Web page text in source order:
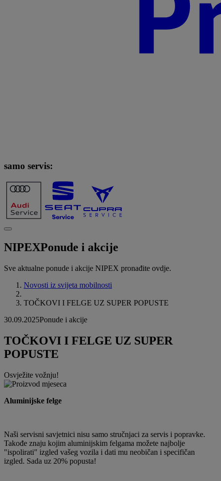
samo servis:
NIPEXPonude i akcije
Sve aktualne ponude i akcije NIPEX pronađite ovdje.
Novosti iz svijeta mobilnosti
TOČKOVI I FELGE UZ SUPER POPUSTE
30.09.2025Ponude i akcije
TOČKOVI I FELGE UZ SUPER
POPUSTE
Osvježite vožnju!
Aluminijske felge
Naši servisni savjetnici nisu samo stručnjaci za servis i popravke.
Takođe znaju kojim aluminijskim felgama možete najbolje
"ispolirati" izgled vašeg vozila i dati mu neobičan i specifičan
izgled. Sada uz 20% popusta!